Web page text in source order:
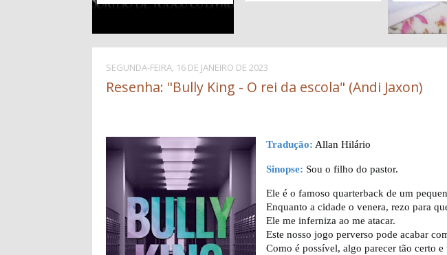
SEGUNDA-FEIRA, 16 DE JANEIRO DE 2023
Resenha: "Bully King - O rei da escola" (Andi Jaxon)
Tradução: Allan Hilário
Sinopse: Sou o filho do pastor.
Ele é o famoso quarterback de um
Enquanto a cidade o venera, rezo para
Ele me inferniza ao me atacar.
Este nosso jogo perverso pode acabar
Como é possível, algo parecer tão certo